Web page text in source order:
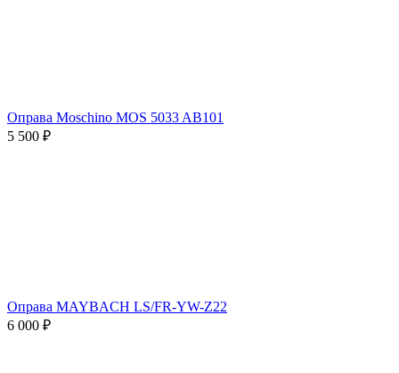
Оправа Moschino MOS 5033 AB101
5 500 ₽
Оправа MAYBACH LS/FR-YW-Z22
6 000 ₽